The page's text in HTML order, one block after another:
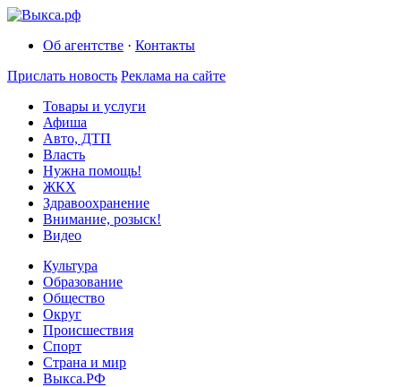
Об агентстве · Контакты
Прислать новость Реклама на сайте
Товары и услуги
Афиша
Авто, ДТП
Власть
Нужна помощь!
ЖКХ
Здравоохранение
Внимание, розыск!
Видео
Культура
Образование
Общество
Округ
Происшествия
Спорт
Страна и мир
Выкса.РФ